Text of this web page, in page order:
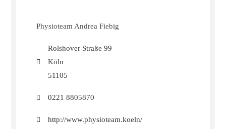
Physioteam Andrea Fiebig
Rolshover Straße 99
Köln
51105
0221 8805870
http://www.physioteam.koeln/